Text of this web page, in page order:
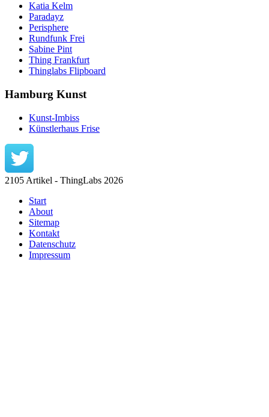
Katia Kelm
Paradayz
Perisphere
Rundfunk Frei
Sabine Pint
Thing Frankfurt
Thinglabs Flipboard
Hamburg Kunst
Kunst-Imbiss
Künstlerhaus Frise
2105 Artikel - ThingLabs 2026
Start
About
Sitemap
Kontakt
Datenschutz
Impressum